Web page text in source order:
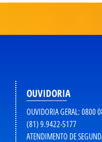
OUVIDORIA
OUVIDORIA GERAL: 0800
(81) 9.9422-5177
ATENDIMENTO DE